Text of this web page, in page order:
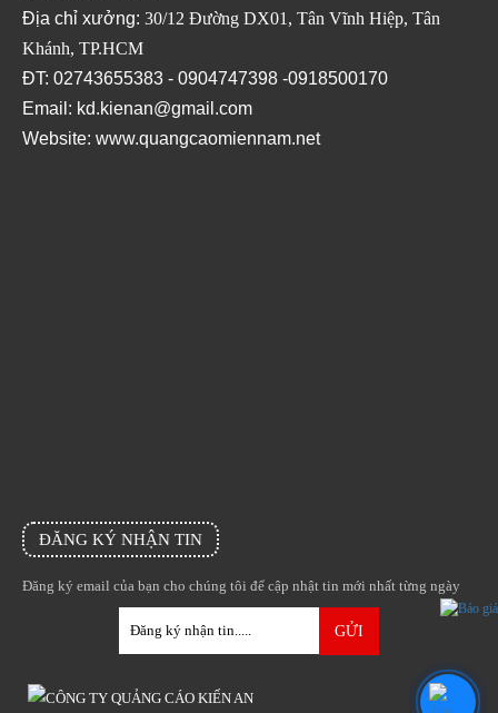
Địa chỉ xưởng: 30/12 Đường DX01, Tân Vĩnh Hiệp, Tân
Khánh, TP.HCM
ĐT: 02743655383 - 0904747398 -0918500170
Email: kd.kienan@gmail.com
Website: www.quangcaomiennam.net
ĐĂNG KÝ NHẬN TIN
Đăng ký email của bạn cho chúng tôi để cập nhật tin mới nhất từng ngày